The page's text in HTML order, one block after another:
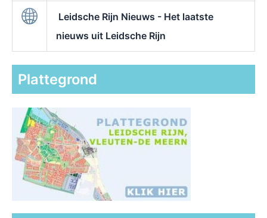
Leidsche Rijn Nieuws - Het laatste
nieuws uit Leidsche Rijn
Plattegrond